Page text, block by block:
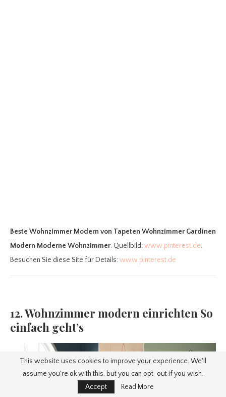
Beste Wohnzimmer Modern von Tapeten Wohnzimmer Gardinen
Modern Moderne Wohnzimmer. Quellbild:www.pinterest.de.
Besuchen Sie diese Site für Details:www.pinterest.de
12. Wohnzimmer modern einrichten So
einfach geht’s
This website uses cookies to improve your experience. We'll
assume you're ok with this, but you can opt-out if you wish.
Accept
Read More